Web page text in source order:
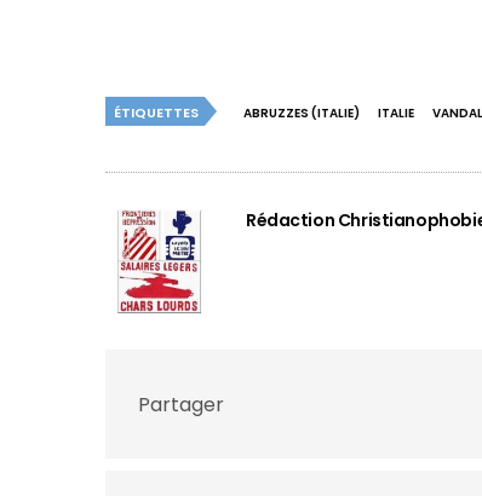
ÉTIQUETTES ABRUZZES (ITALIE) ITALIE
Rédaction
Partager